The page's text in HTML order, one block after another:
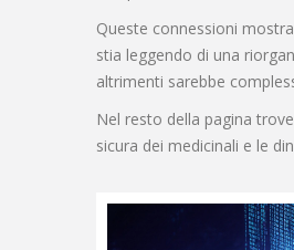
Queste connessioni
stia leggendo di una
altrimenti sarebbe
Nel resto della pagina
sicura dei medicinali e le